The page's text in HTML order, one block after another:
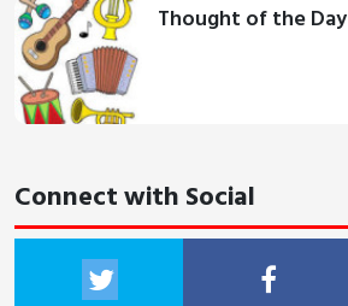
Thought of the Day
Connect with Social